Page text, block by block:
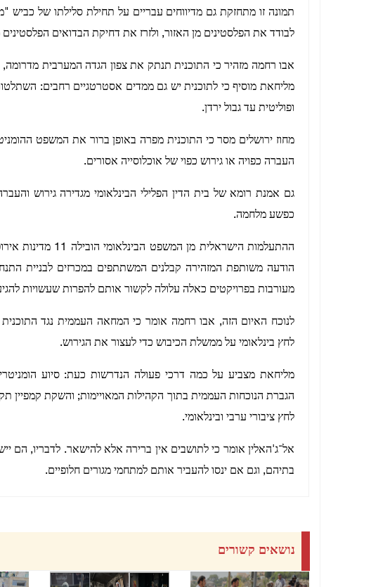
תמונה זו מתחזקת גם מדיווחים עבריים על תחילת סלילתו של
לבודד את הפלסטינים מן האזור, ולזרז את דחיקת הבדואים
אבו רחמה מזהיר כי התוכנית תנתק את צפון הגדה המערבית
ופוליטית עד גבול ירדן.
העברה כפויה או גירוש כפוי של אוכלוסייה אסורים.
גם אמנת רומא של בית הדין הפלילי הבינלאומי מגדירה גירוש
כפשע מלחמה.
ההתעלמות הישראלית
הודעה משותפת המזהירה קבלנים המשתתפים במכרזים לבניית
מעורבות בפרויקטים כאלה עלולה לקשור אותם להפרות שעשויות
לנוכח האיום הזה, אבו רחמה אומר כי המחאה העממית נגד
לחץ בינלאומי על ממשלת הכיבוש כדי לעצור את הגירוש.
מליחאת מצביע על כמה דרכי פעולה הנדרשות כעת: סיוע
הגברת הנוכחות העממית בתוך הקהילות המאויימות; והשקת קמפיין
לחץ ציבורי ערבי ובינלאומי.
אל־ג'האלין אומר כי לתושבים אין ברירה אלא להישאר. לדבריו,
בתיהם, וגם אם ינסו להעביר אותם למתחמי מגורים חלופיים.
נושאים קשורים